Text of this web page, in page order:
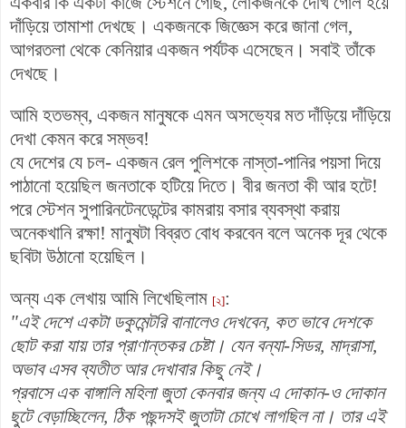
দাঁড়িয়ে তামাশা দেখছে। একজনকে জিজ্ঞেস করে জানা গেল,
আগরতলা থেকে কেনিয়ার একজন পর্যটক এসেছেন। সবাই তাঁকে
দেখছে।
আমি হতভম্ব, একজন মানুষকে এমন অসভ্যের মত দাঁড়িয়ে দাঁড়িয়ে
দেখা কেমন করে সম্ভব!
যে দেশের যে চল- একজন রেল পুলিশকে নাস্তা-পানির পয়সা দিয়ে
পাঠানো হয়েছিল জনতাকে হটিয়ে দিতে। বীর জনতা কী আর হটে!
পরে স্টেশন সুপারিনটেনডেন্টের কামরায় বসার ব্যবস্থা করায়
অনেকখানি রক্ষা! মানুষটা বিব্রত বোধ করবেন বলে অনেক দূর থেকে
ছবিটা উঠানো হয়েছিল।
অন্য এক লেখায় আমি লিখেছিলাম [২]:
"এই দেশে একটা ডকুমেন্টরি বানালেও দেখবেন, কত ভাবে দেশকে
ছোট করা যায় তার প্রাণান্তকর চেষ্টা। যেন বন্যা-সিডর, মাদ্রাসা,
অভাব এসব ব্যতীত আর দেখাবার কিছু নেই।
প্রবাসে এক বাঙ্গালি মহিলা জুতা কেনবার জন্য এ দোকান-ও দোকান
ছুটে বেড়াচ্ছিলেন, ঠিক পছন্দসই জুতাটা চোখে লাগছিল না। তার এই